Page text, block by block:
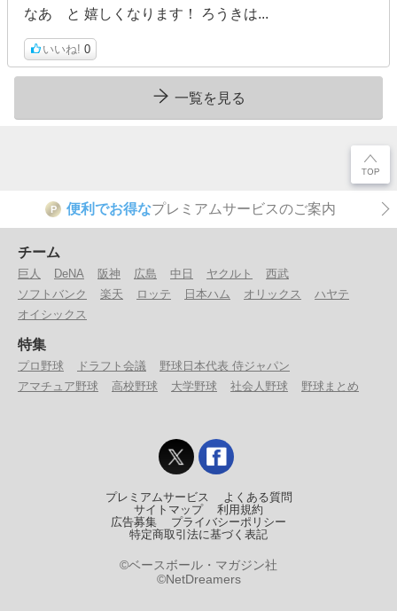
なあ と 嬉しくなります！ ろうきは...
いいね! 0
一覧を見る
P 便利でお得なプレミアムサービスのご案内
チーム
巨人 DeNA 阪神 広島 中日 ヤクルト
西武
ソフトバンク
楽天 ロッテ 日本ハム オリックス
ハヤテ
オイシックス
特集
プロ野球 ドラフト会議
野球日本代表 侍ジャパン
アマチュア野球
高校野球 大学野球 社会人野球 野球まとめ
プレミアムサービス
よくある質問
サイトマップ
利用規約
広告募集
プライバシーポリシー
特定商取引法に基づく表記
©ベースボール・マガジン社
©NetDreamers